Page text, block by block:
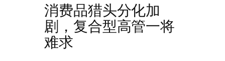
消费品猎头分化加
剧，复合型高管一将
难求